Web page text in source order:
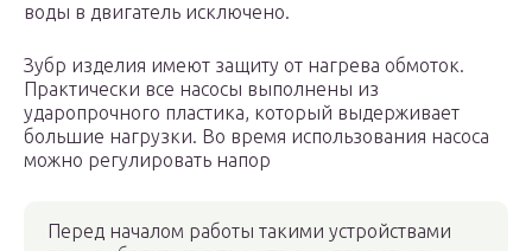
воды в двигатель исключено.
Зубр изделия имеют защиту от нагрева обмоток.
Практически все насосы выполнены из
ударопрочного пластика, который выдерживает
большие нагрузки. Во время использования насоса
можно регулировать напор
Перед началом работы такими устройствами